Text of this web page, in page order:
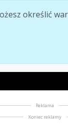
określić
Reklama
Koniec reklamy